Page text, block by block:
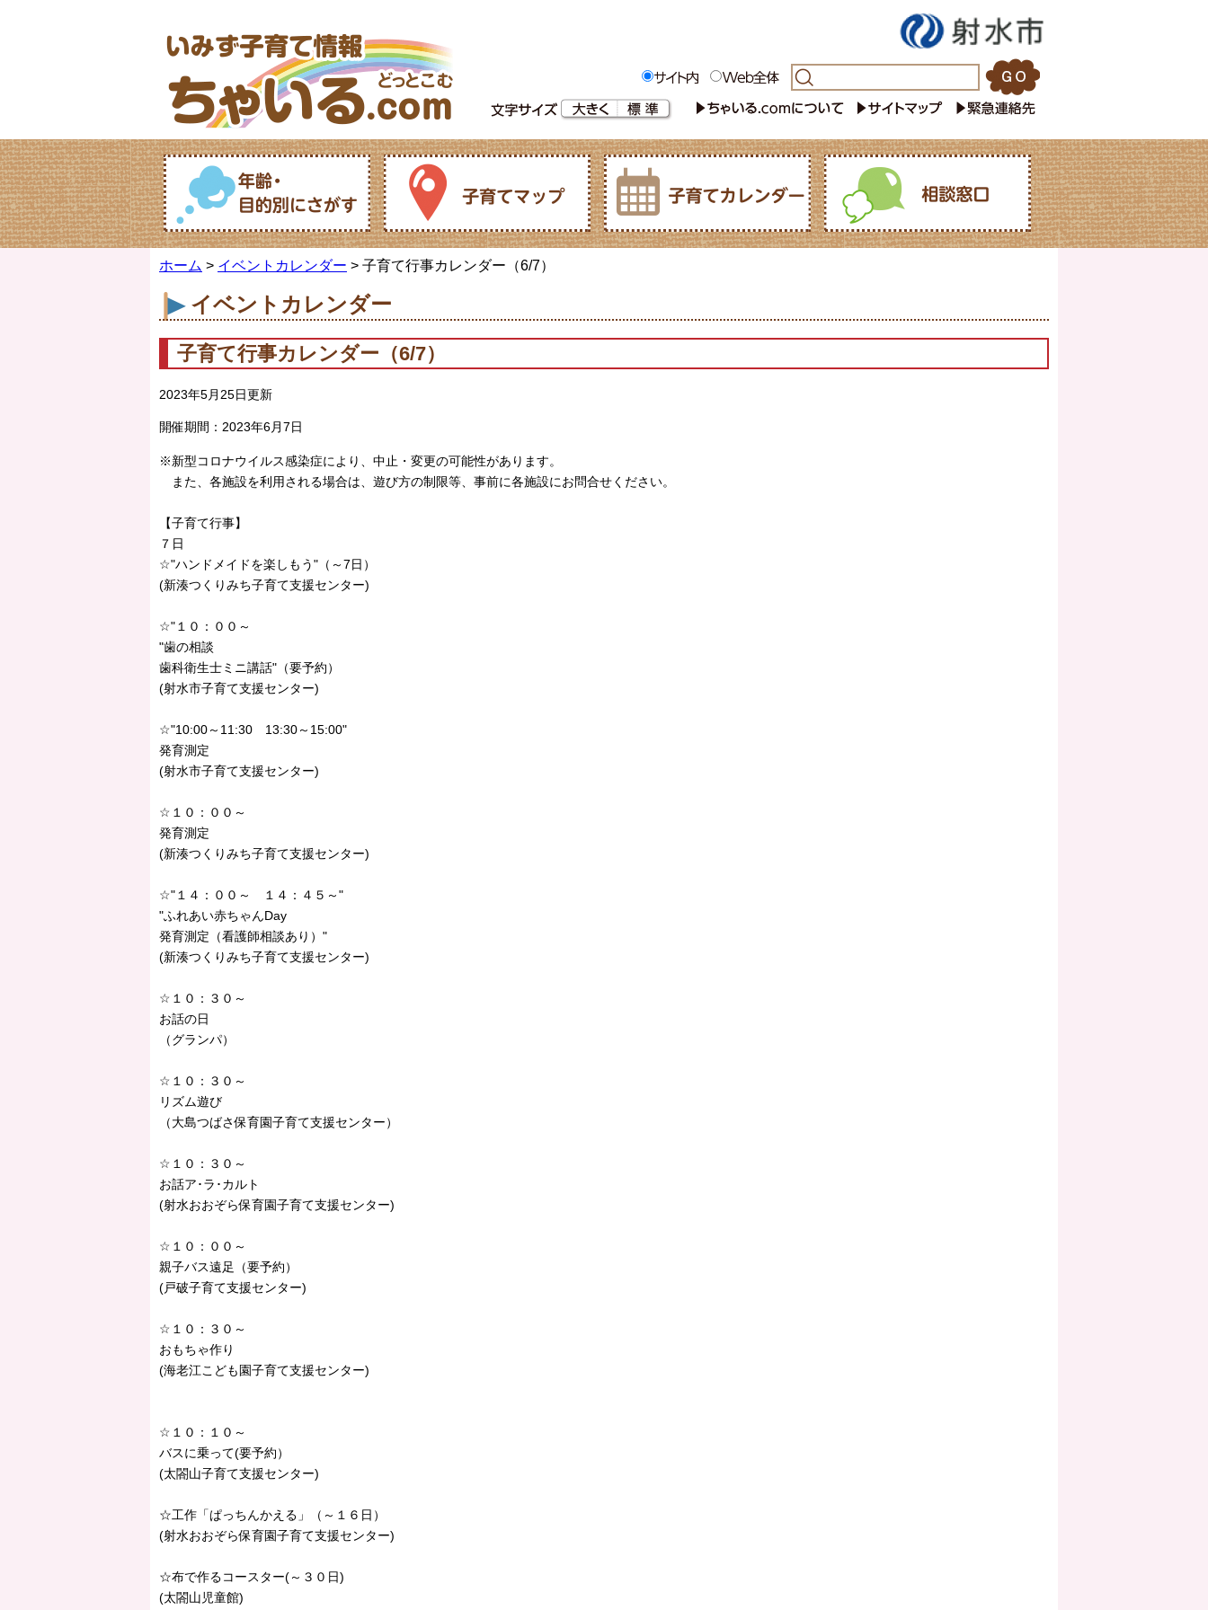
ホーム > イベントカレンダー > 子育て行事カレンダー（6/7）
イベントカレンダー
子育て行事カレンダー（6/7）
2023年5月25日更新
開催期間： 2023年6月7日
※新型コロナウイルス感染症により、中止・変更の可能性があります。
また、各施設を利用される場合は、遊び方の制限等、事前に各施設にお問合せください。
【子育て行事】
７日
☆"ハンドメイドを楽しもう"（～7日）
(新湊つくりみち子育て支援センター)
☆"１０：００～
"歯の相談
歯科衛生士ミニ講話"（要予約）
(射水市子育て支援センター)
☆"10:00～11:30 13:30～15:00"
発育測定
(射水市子育て支援センター)
☆１０：００～
発育測定
(新湊つくりみち子育て支援センター)
☆"１４：００～ １４：４５～"
"ふれあい赤ちゃんDay
発育測定（看護師相談あり）"
(新湊つくりみち子育て支援センター)
☆１０：３０～
お話の日
（グランパ）
☆１０：３０～
リズム遊び
（大島つばさ保育園子育て支援センター）
☆１０：３０～
お話ア･ラ･カルト
(射水おおぞら保育園子育て支援センター)
☆１０：００～
親子バス遠足（要予約）
(戸破子育て支援センター)
☆１０：３０～
おもちゃ作り
(海老江こども園子育て支援センター)
☆１０：１０～
バスに乗って(要予約）
(太閤山子育て支援センター)
☆工作「ぱっちんかえる」（～１６日）
(射水おおぞら保育園子育て支援センター)
☆布で作るコースター(～３０日)
(太閤山児童館)